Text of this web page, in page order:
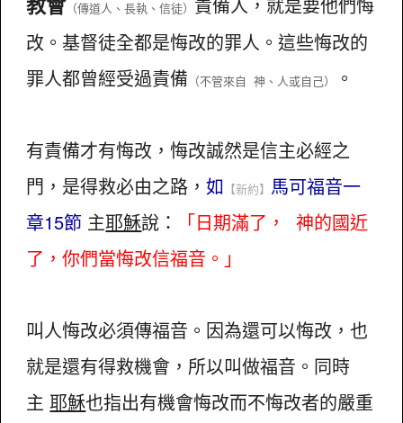
（傳道人、長執、信徒）
改。基督徒全都是悔改的罪人。這些悔改的
罪人都曾經受過責備 （不管來自 神、人或自己） 。
有責備才有悔改，悔改誠然是信主必經之
門，是得救必由之路，如 【新約】 馬可福音一
章15節 主耶穌說：
「日期滿了， 神的國近
了，你們當悔改信福音。」
叫人悔改必須傳福音。因為還可以悔改，也
就是還有得救機會，所以叫做福音。同時
主耶穌也指出有機會悔改而不悔改者的嚴重